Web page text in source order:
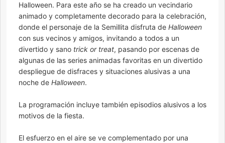
Halloween. Para este año se ha creado un vecindario
animado y completamente decorado para la celebración,
donde el personaje de la Semillita disfruta de Halloween
con sus vecinos y amigos, invitando a todos a un
divertido y sano trick or treat, pasando por escenas de
algunas de las series animadas favoritas en un divertido
despliegue de disfraces y situaciones alusivas a una
noche de Halloween.
La programación incluye también episodios alusivos a los
motivos de la fiesta.
El esfuerzo en el aire se ve complementado por una